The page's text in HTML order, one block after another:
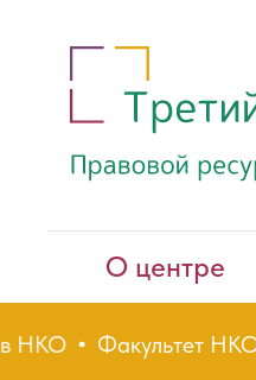
О центре
Факультет НКО -